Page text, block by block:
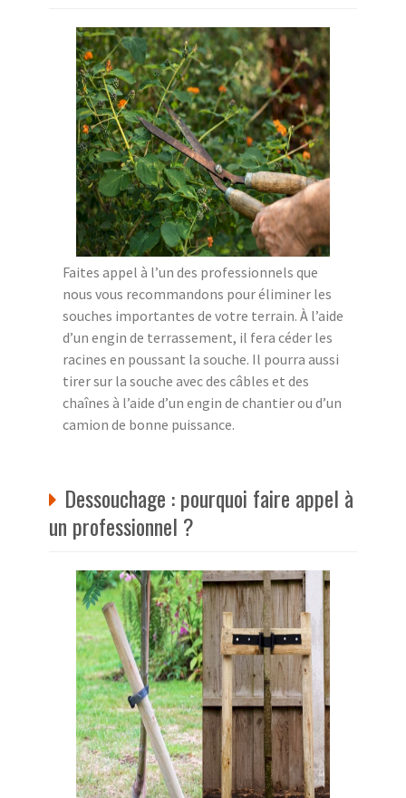
Faites appel à l’un des professionnels que
nous vous recommandons pour éliminer les
souches importantes de votre terrain. À l’aide
d’un engin de terrassement, il fera céder les
racines en poussant la souche. Il pourra aussi
tirer sur la souche avec des câbles et des
chaînes à l’aide d’un engin de chantier ou d’un
camion de bonne puissance.
Dessouchage : pourquoi faire appel à
un professionnel ?